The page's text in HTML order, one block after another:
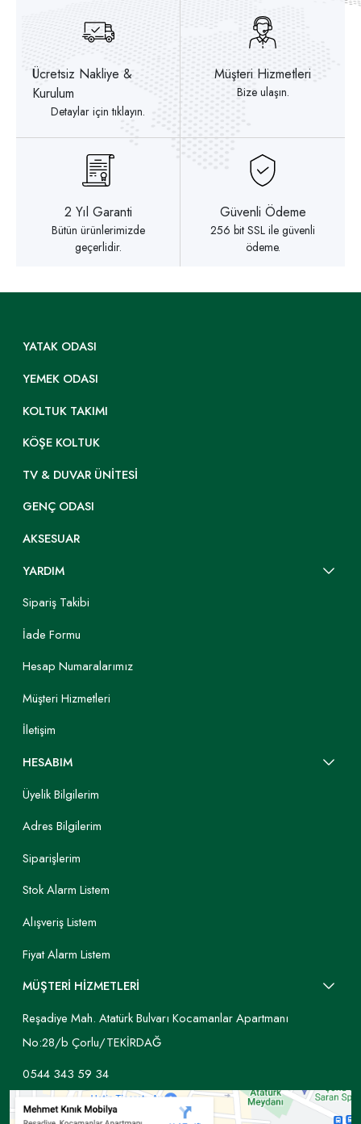
Ücretsiz Nakliye &
Kurulum
Detaylar için tıklayın.
Müşteri Hizmetleri
Bize ulaşın.
2 Yıl Garanti
Bütün ürünlerimizde
geçerlidir.
Güvenli Ödeme
256 bit SSL ile güvenli
ödeme.
YATAK ODASI
YEMEK ODASI
KOLTUK TAKIMI
KÖŞE KOLTUK
TV & DUVAR ÜNITESI
GENÇ ODASI
AKSESUAR
YARDIM
Sipariş Takibi
İade Formu
Hesap Numaralarımız
Müşteri Hizmetleri
İletişim
HESABIM
Üyelik Bilgilerim
Adres Bilgilerim
Siparişlerim
Stok Alarm Listem
Alışveriş Listem
Fiyat Alarm Listem
MÜŞTERİ HİZMETLERİ
Reşadiye Mah. Atatürk Bulvarı Kocamanlar Apartmanı
No:28/b Çorlu/TEKİRDAĞ
0544 343 59 34